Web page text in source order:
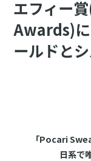
エフィー
Awards)
ールドと
「Pocari
日系で